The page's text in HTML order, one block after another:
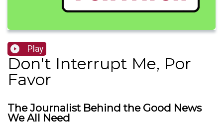
Play
Don't Interrupt Me, Por
Favor
The Journalist Behind the Good News
We All Need